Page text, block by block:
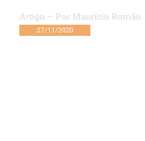
Artigo – Por Maurício Romão
27/11/2020